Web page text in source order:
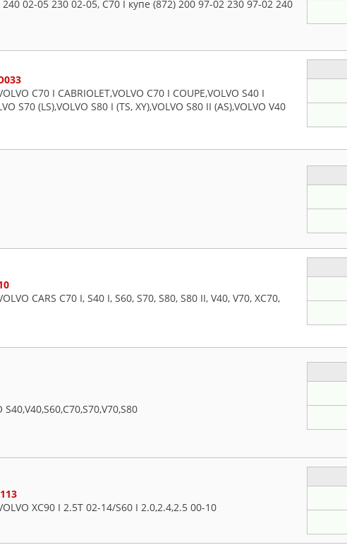
02-05 230 02-05, C70 I купе (872) 200 97-02 230 97-02 240
C70 I CABRIOLET,VOLVO C70 I COUPE,VOLVO S40 I
S70 (LS),VOLVO S80 I (TS, XY),VOLVO S80 II (AS),VOLVO V40
CARS C70 I, S40 I, S60, S70, S80, S80 II, V40, V70, XC70,
XC90 I 2.5T 02-14/S60 I 2.0,2.4,2.5 00-10